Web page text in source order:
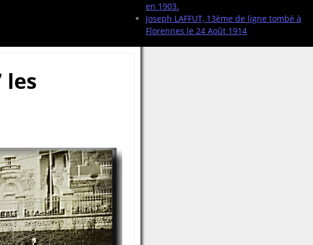
en 1903.
Joseph LAFFUT, 13ème de ligne tombé à
Florennes le 24 Août 1914
les